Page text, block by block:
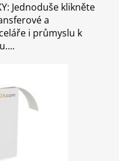
Jednoduše klikněte
a
i průmyslu k